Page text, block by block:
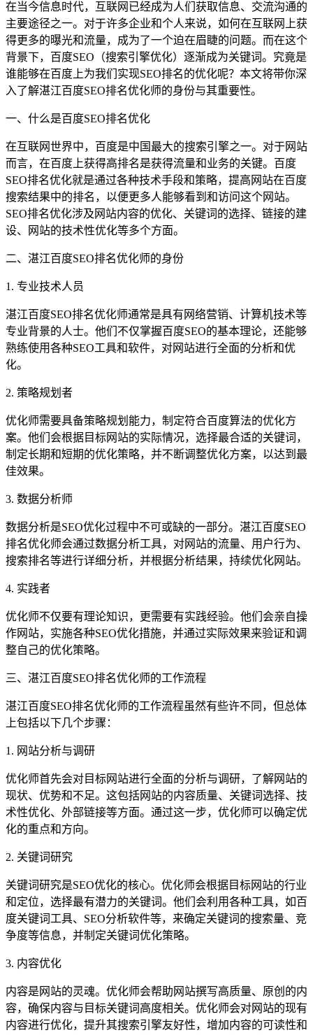
在当今信息时代，互联网已经成为人们获取信息、交流沟通的
主要途径之一。对于许多企业和个人来说，如何在互联网上获
得更多的曝光和流量，成为了一个迫在眉睫的问题。而在这个
背景下，百度SEO（搜索引擎优化）逐渐成为关键词。究竟是
谁能够在百度上为我们实现SEO排名的优化呢？本文将带你深
入了解湛江百度SEO排名优化师的身份与其重要性。
一、什么是百度SEO排名优化
在互联网世界中，百度是中国最大的搜索引擎之一。对于网站
而言，在百度上获得高排名是获得流量和业务的关键。百度
SEO排名优化就是通过各种技术手段和策略，提高网站在百度
搜索结果中的排名，以便更多人能够看到和访问这个网站。
SEO排名优化涉及网站内容的优化、关键词的选择、链接的建
设、网站的技术性优化等多个方面。
二、湛江百度SEO排名优化师的身份
1. 专业技术人员
湛江百度SEO排名优化师通常是具有网络营销、计算机技术等
专业背景的人士。他们不仅掌握百度SEO的基本理论，还能够
熟练使用各种SEO工具和软件，对网站进行全面的分析和优
化。
2. 策略规划者
优化师需要具备策略规划能力，制定符合百度算法的优化方
案。他们会根据目标网站的实际情况，选择最合适的关键词，
制定长期和短期的优化策略，并不断调整优化方案，以达到最
佳效果。
3. 数据分析师
数据分析是SEO优化过程中不可或缺的一部分。湛江百度SEO
排名优化师会通过数据分析工具，对网站的流量、用户行为、
搜索排名等进行详细分析，并根据分析结果，持续优化网站。
4. 实践者
优化师不仅要有理论知识，更需要有实践经验。他们会亲自操
作网站，实施各种SEO优化措施，并通过实际效果来验证和调
整自己的优化策略。
三、湛江百度SEO排名优化师的工作流程
湛江百度SEO排名优化师的工作流程虽然有些许不同，但总体
上包括以下几个步骤：
1. 网站分析与调研
优化师首先会对目标网站进行全面的分析与调研，了解网站的
现状、优势和不足。这包括网站的内容质量、关键词选择、技
术性优化、外部链接等方面。通过这一步，优化师可以确定优
化的重点和方向。
2. 关键词研究
关键词研究是SEO优化的核心。优化师会根据目标网站的行业
和定位，选择最有潜力的关键词。他们会利用各种工具，如百
度关键词工具、SEO分析软件等，来确定关键词的搜索量、竞
争度等信息，并制定关键词优化策略。
3. 内容优化
内容是网站的灵魂。优化师会帮助网站撰写高质量、原创的内
容，确保内容与目标关键词高度相关。优化师会对网站的现有
内容进行优化，提升其搜索引擎友好性，增加内容的可读性和